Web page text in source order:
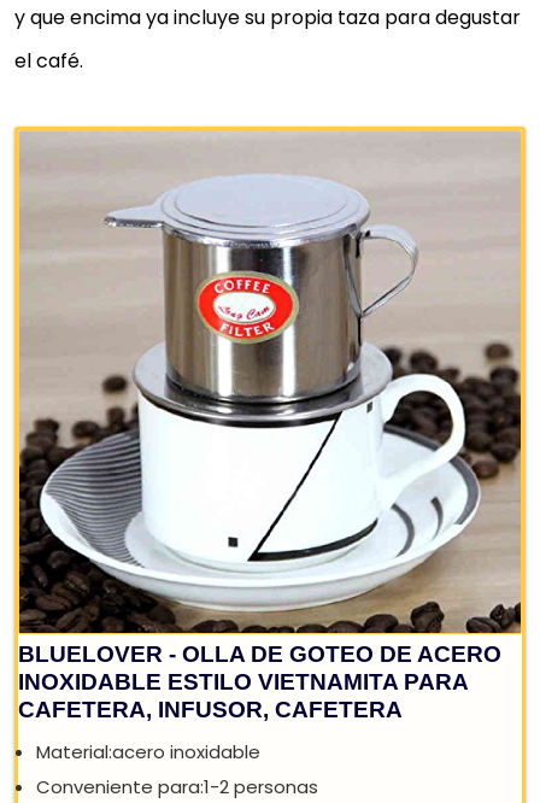
y que encima ya incluye su propia taza para degustar
el café.